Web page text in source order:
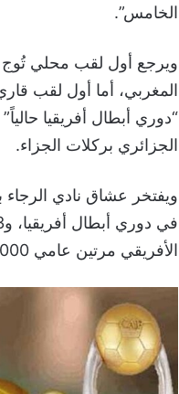
الخامس”.
“دوري أبطال أفريقيا
الجزائري بركلات الجزاء.
الأفريقي مرتين عامي 2000 و2019.